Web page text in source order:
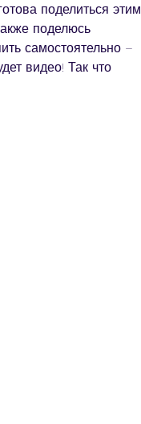
поделиться этим
поделюсь
самостоятельно –
видео! Так что